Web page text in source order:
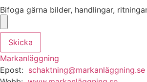
Bifoga gärna bilder, handlingar,
Skicka
Markanläggning
Epost: schaktning@markanläggning.se